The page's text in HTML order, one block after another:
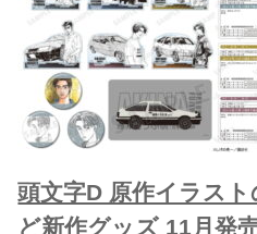
頭文字D 原作イラス
ど新作グッズ 11月発